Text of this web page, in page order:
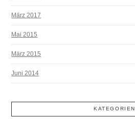
März 2017
Mai 2015
März 2015
Juni 2014
KATEGORIEN